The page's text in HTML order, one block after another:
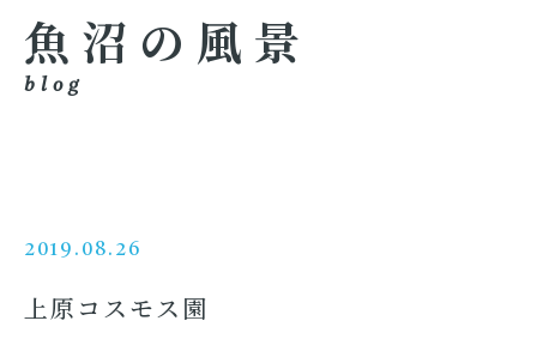
魚沼の風景
blog
2019.08.26
上原コスモス園